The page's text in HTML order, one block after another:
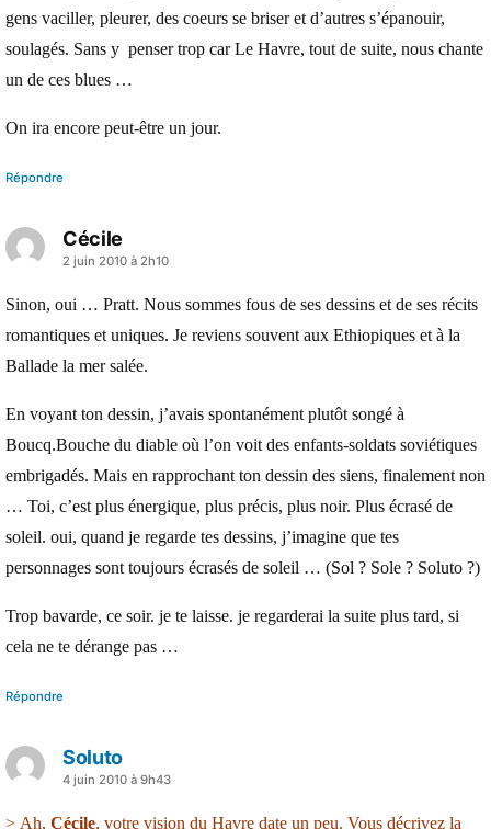
gens vaciller, pleurer, des coeurs se briser et d’autres s’épanouir,
soulagés. Sans y penser trop car Le Havre, tout de suite, nous chante
un de ces blues …
On ira encore peut-être un jour.
Répondre
Cécile
a
dit :
2 juin 2010 à 2h10
Sinon, oui … Pratt. Nous sommes fous de ses dessins et de ses récits
romantiques et uniques. Je reviens souvent aux Ethiopiques et à la
Ballade la mer salée.
En voyant ton dessin, j’avais spontanément plutôt songé à
Boucq.Bouche du diable où l’on voit des enfants-soldats soviétiques
embrigadés. Mais en rapprochant ton dessin des siens, finalement non
… Toi, c’est plus énergique, plus précis, plus noir. Plus écrasé de
soleil. oui, quand je regarde tes dessins, j’imagine que tes
personnages sont toujours écrasés de soleil … (Sol ? Sole ? Soluto ?)
Trop bavarde, ce soir. je te laisse. je regarderai la suite plus tard, si
cela ne te dérange pas …
Répondre
Soluto
a
dit :
4 juin 2010 à 9h43
> Ah, Cécile, votre vision du Havre date un peu. Vous décrivez la